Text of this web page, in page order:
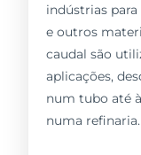
indústrias
e outros
caudal são
aplicações,
num tubo até
numa refinaria.